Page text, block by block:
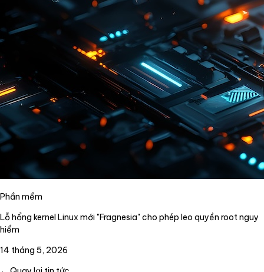
Phần mềm
Lỗ hổng kernel Linux mới "Fragnesia" cho phép leo quyền root nguy
hiểm
14 tháng 5, 2026